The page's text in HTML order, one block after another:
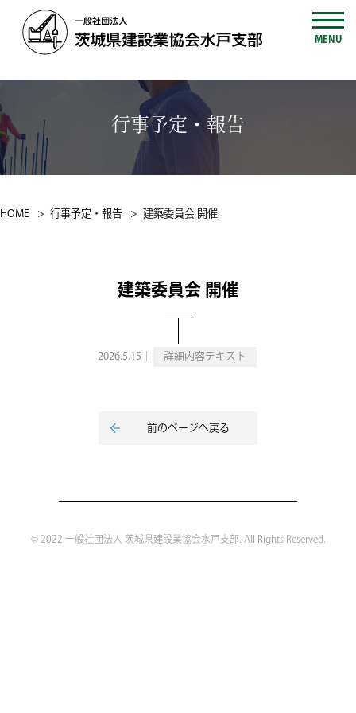
MENU
行事予定・報告
HOME 行事予定・報告 建築委員会 開催
建築委員会 開催
2026.5.15｜ 詳細内容テキスト
前のページへ戻る
© 2022 一般社団法人 茨城県建設業協会水戸支部. All Rights Reserved.